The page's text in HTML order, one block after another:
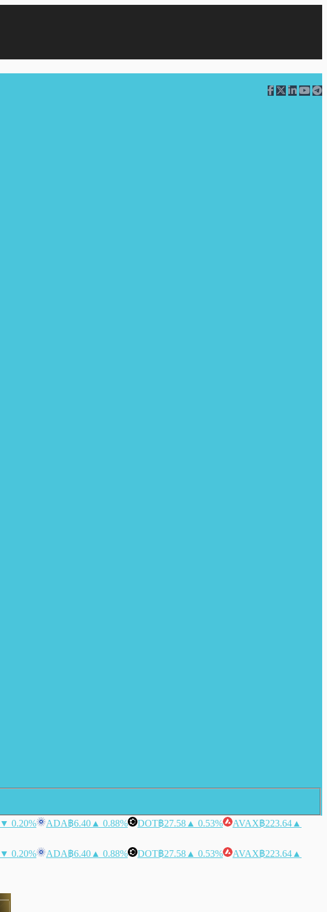
▼ 0.20% ADA฿6.40 ▲ 0.88% DOT฿27.58 ▲ 0.53% AVAX฿223.64 ▲
▼ 0.20% ADA฿6.40 ▲ 0.88% DOT฿27.58 ▲ 0.53% AVAX฿223.64 ▲